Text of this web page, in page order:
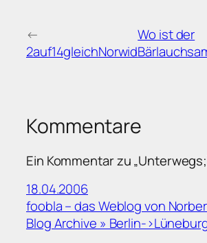
←
2auf14gleichNorwid
Wo ist der
Kommentare
Ein Kommentar zu
18.04.2006
foobla – das Weblog von
Blog Archive » Berlin-